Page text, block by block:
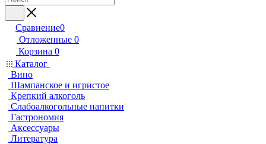
Сравнение0
Отложенные 0
Корзина 0
Каталог
Вино
Шампанское и игристое
Крепкий алкоголь
Слабоалкогольные напитки
Гастрономия
Аксессуары
Литература